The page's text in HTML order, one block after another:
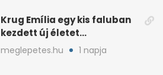
Krug Emília egy kis faluban
kezdett új életet
szakemberrel
meglepetes.hu 1 napja